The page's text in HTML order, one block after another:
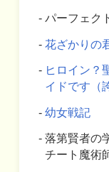
パーフェク
花ざかりの
ヒロイン？
イドです（
幼女戦記
落第賢者の
チート魔術